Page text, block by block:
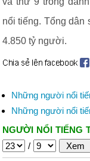
nổi tiếng. Tổng dân
4.850 tỷ người.
Những người nổi
Những người nổi
NGƯỜI NỔI TIẾNG
/